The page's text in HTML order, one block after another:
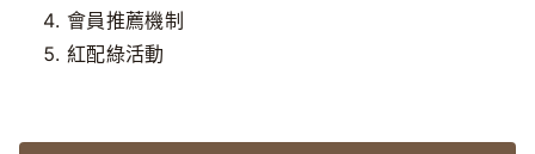
會員推薦機制
紅配綠活動